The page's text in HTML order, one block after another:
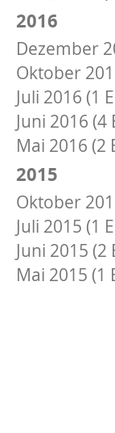
2016
Dezember
Oktober
Juli 2016 (1
Juni 2016 (4
Mai 2016 (2
2015
Oktober
Juli 2015 (1
Juni 2015 (2
Mai 2015 (1